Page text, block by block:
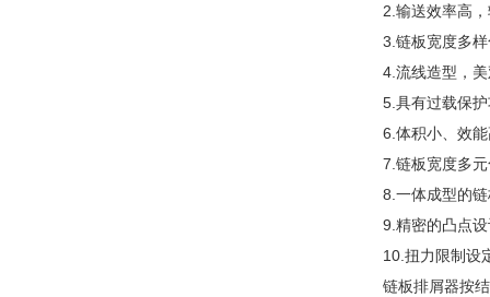
2.输送效率高
3.链板宽度多
4.流线造型，
5.具有过载保
6.体积小、效
7.链板宽度多
8.一体成型的
9.精密的凸点
10.扭力限制设
链板排屑器按